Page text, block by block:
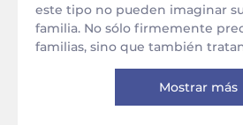
este tipo no pueden imaginar
familia. No sólo firmemente
familias, sino que también
Mostrar más